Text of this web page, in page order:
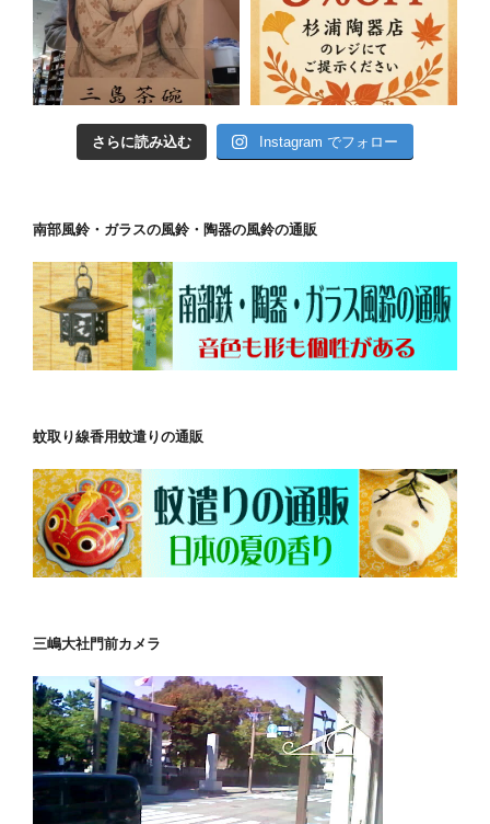
さらに読み込む Instagram でフォロー
南部風鈴・ガラスの風鈴・陶器の風鈴の通販
蚊取り線香用蚊遣りの通販
三嶋大社門前カメラ